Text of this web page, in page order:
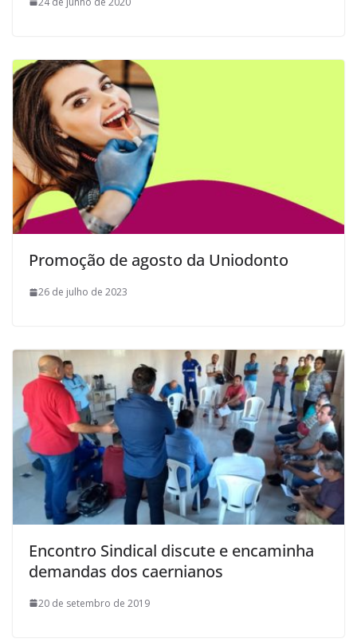
Promoção de agosto da Uniodonto
26 de julho de 2023
Encontro Sindical discute e encaminha
demandas dos caernianos
20 de setembro de 2019